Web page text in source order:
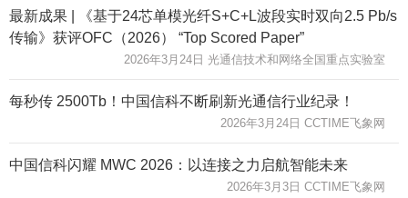
最新成果 | 《基于24芯单模光纤S+C+L波段实时双向2.5 Pb/s
传输》获评OFC（2026） “Top Scored Paper”
2026年3月24日 光通信技术和网络全国重点实验室
每秒传 2500Tb！中国信科不断刷新光通信行业纪录！
2026年3月24日 CCTIME飞象网
中国信科闪耀 MWC 2026：以连接之力启航智能未来
2026年3月3日 CCTIME飞象网